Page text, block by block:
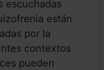
escuchadas
están
por la
contextos
pueden